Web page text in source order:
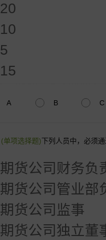
20
10
5
15
A B C
(单项选择题)下列人员中，必须
期货公司财务负
期货公司管业部
期货公司监事
期货公司独立董